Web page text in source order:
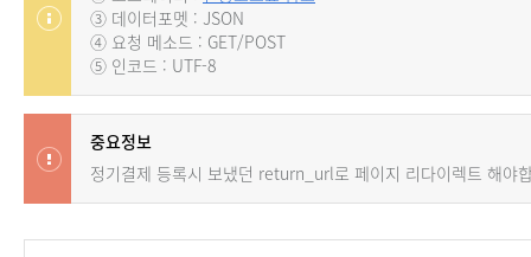
③ 데이터포멧 : JSON
④ 요청 메소드 : GET/POST
⑤ 인코드 : UTF-8
중요정보
정기결제 등록시 보냈던 return_url로 페이지 리다이렉트 해야